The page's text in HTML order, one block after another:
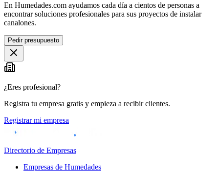
En Humedades.com ayudamos cada día a cientos de personas a
encontrar soluciones profesionales para sus proyectos de instalar
canalones.
Pedir presupuesto
¿Eres profesional?
Registra tu empresa gratis y empieza a recibir clientes.
Registrar mi empresa
Directorio de Empresas
Empresas de Humedades